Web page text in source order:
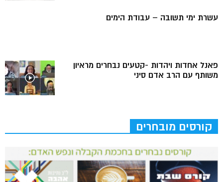
עשרת ימי תשובה – עבודת הימים
פאנל אחדות ויהדות -קטעים נבחרים מראיון
משותף עם הרב אדם סיני
קורסים מובחרים